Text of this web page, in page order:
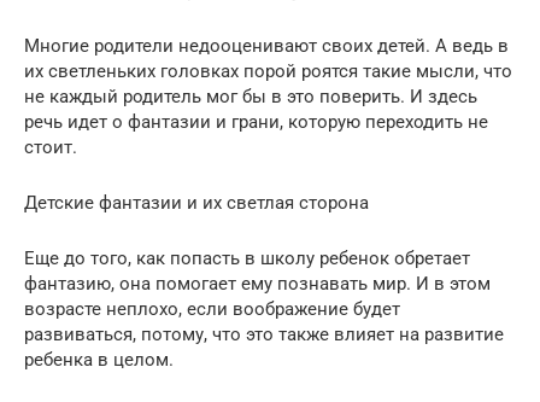
Многие родители недооценивают своих детей. А ведь в
их светленьких головках порой роятся такие мысли, что
не каждый родитель мог бы в это поверить. И здесь
речь идет о фантазии и грани, которую переходить не
стоит.
Детские фантазии и их светлая сторона
Еще до того, как попасть в школу ребенок обретает
фантазию, она помогает ему познавать мир. И в этом
возрасте неплохо, если воображение будет
развиваться, потому, что это также влияет на развитие
ребенка в целом.